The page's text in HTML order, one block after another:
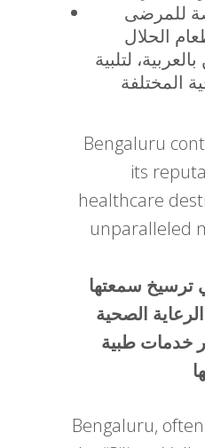
للمرضى
الحلال
لتلبية
Bengaluru
its
healthcare
unparalleled
ترسيخ سمعتها
الصحية
خدمات طبية
Bengaluru,